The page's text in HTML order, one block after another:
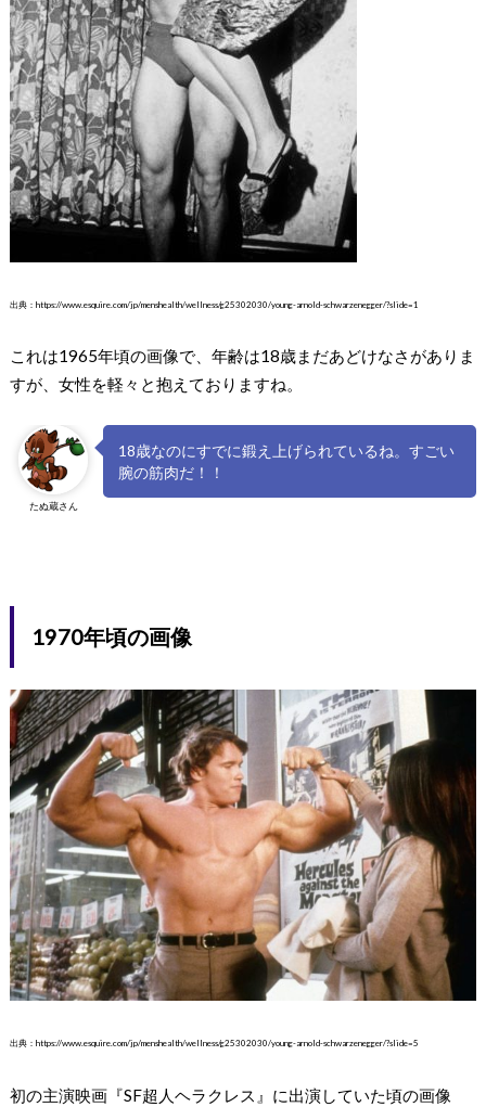
出典：https://www.esquire.com/jp/menshealth/wellness/g25302030/young-arnold-schwarzenegger/?slide=1
これは1965年頃の画像で、年齢は18歳まだあどけなさがありま
すが、女性を軽々と抱えておりますね。
たぬ蔵さん
18歳なのにすでに鍛え上げられているね。すごい
腕の筋肉だ！！
1970年頃の画像
出典：https://www.esquire.com/jp/menshealth/wellness/g25302030/young-arnold-schwarzenegger/?slide=5
初の主演映画『SF超人ヘラクレス』に出演していた頃の画像